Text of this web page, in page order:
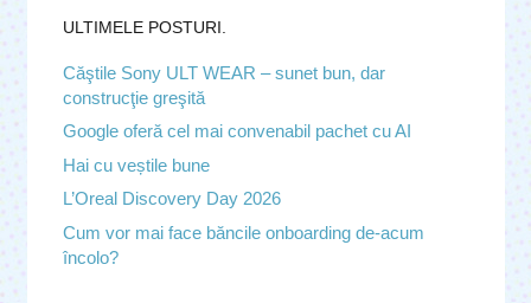
ULTIMELE POSTURI.
Căştile Sony ULT WEAR – sunet bun, dar
construcţie greşită
Google oferă cel mai convenabil pachet cu AI
Hai cu veștile bune
L’Oreal Discovery Day 2026
Cum vor mai face băncile onboarding de-acum
încolo?